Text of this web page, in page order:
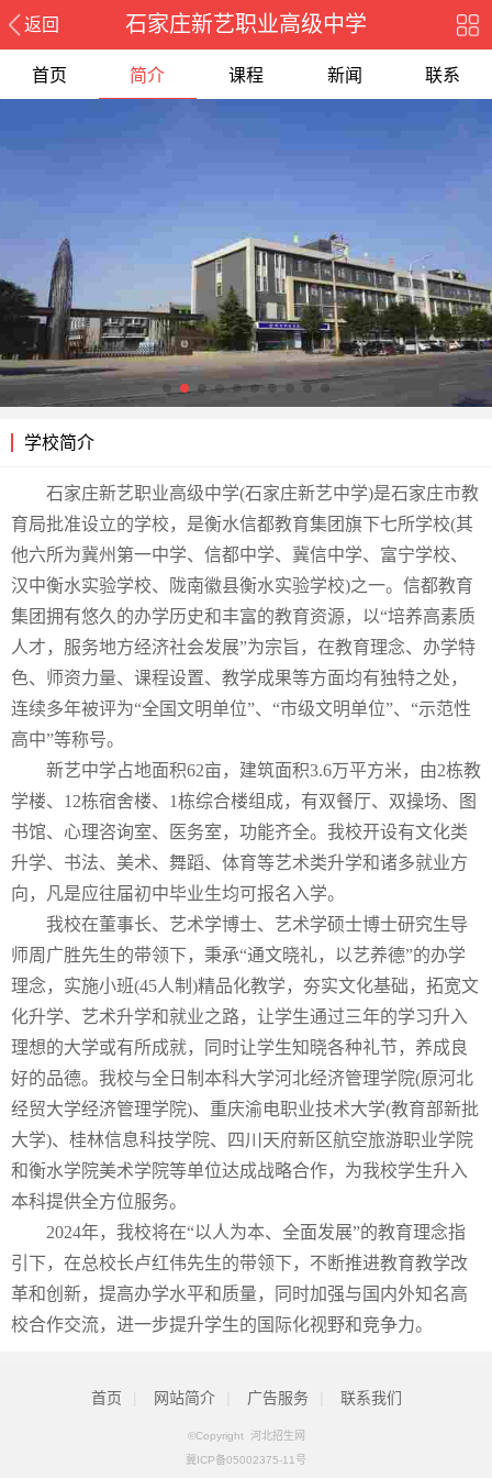
返回 石家庄新艺职业高级中学
首页 简介 课程 新闻 联系
学校简介
石家庄新艺职业高级中学(石家庄新艺中学)是石家庄市教
育局批准设立的学校，是衡水信都教育集团旗下七所学校(其
他六所为冀州第一中学、信都中学、冀信中学、富宁学校、
汉中衡水实验学校、陇南徽县衡水实验学校)之一。信都教育
集团拥有悠久的办学历史和丰富的教育资源，以“培养高素质
人才，服务地方经济社会发展”为宗旨，在教育理念、办学特
色、师资力量、课程设置、教学成果等方面均有独特之处，
连续多年被评为“全国文明单位”、“市级文明单位”、“示范性
高中”等称号。
新艺中学占地面积62亩，建筑面积3.6万平方米，由2栋教
学楼、12栋宿舍楼、1栋综合楼组成，有双餐厅、双操场、图
书馆、心理咨询室、医务室，功能齐全。我校开设有文化类
升学、书法、美术、舞蹈、体育等艺术类升学和诸多就业方
向，凡是应往届初中毕业生均可报名入学。
我校在董事长、艺术学博士、艺术学硕士博士研究生导
师周广胜先生的带领下，秉承“通文晓礼，以艺养德”的办学
理念，实施小班(45人制)精品化教学，夯实文化基础，拓宽文
化升学、艺术升学和就业之路，让学生通过三年的学习升入
理想的大学或有所成就，同时让学生知晓各种礼节，养成良
好的品德。我校与全日制本科大学河北经济管理学院(原河北
经贸大学经济管理学院)、重庆渝电职业技术大学(教育部新批
大学)、桂林信息科技学院、四川天府新区航空旅游职业学院
和衡水学院美术学院等单位达成战略合作，为我校学生升入
本科提供全方位服务。
2024年，我校将在“以人为本、全面发展”的教育理念指
引下，在总校长卢红伟先生的带领下，不断推进教育教学改
革和创新，提高办学水平和质量，同时加强与国内外知名高
校合作交流，进一步提升学生的国际化视野和竞争力。
首页 网站简介 广告服务 联系我们
©Copyright 河北招生网
冀ICP备05002375-11号